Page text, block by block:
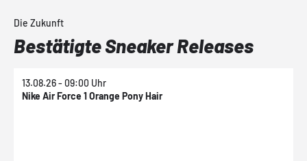
Die Zukunft
Bestätigte Sneaker Releases
13.08.26 - 09:00 Uhr
Nike Air Force 1 Orange Pony Hair